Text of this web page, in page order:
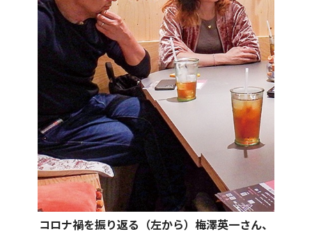
コロナ禍を振り返る（左から）梅澤英一さん、